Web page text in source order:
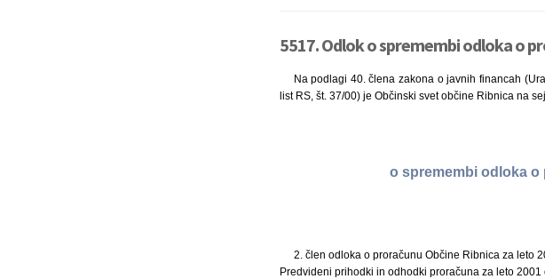
5517. Odlok o spremembi odloka o
Na podlagi 40. člena zakona o javnih financah
list RS, št. 37/00) je Občinski svet občine Ribnica na
o spremembi odloka o
2. člen odloka o proračunu Občine Ribnica za leto
Predvideni prihodki in odhodki proračuna za leto 2001